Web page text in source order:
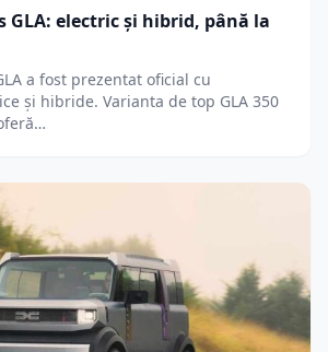
GLA: electric și hibrid, până la
a fost prezentat oficial cu
și hibride. Varianta de top GLA 350